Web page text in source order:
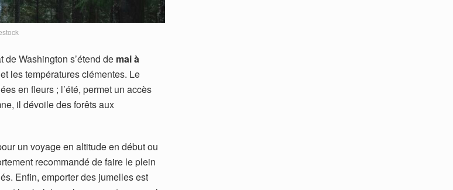
de Washington s’étend de mai à
les températures clémentes. Le
en fleurs ; l’été, permet un accès
il dévoile des forêts aux
un voyage en altitude en début ou
recommandé de faire le plein
Enfin, emporter des jumelles est